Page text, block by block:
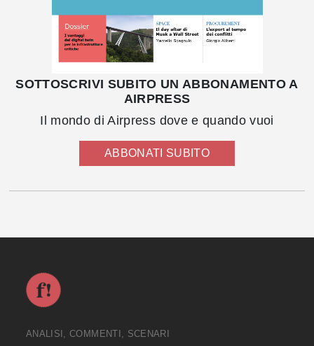
SOTTOSCRIVI SUBITO UN ABBONAMENTO A
AIRPRESS
Il mondo di Airpress dove e quando vuoi
ABBONATI SUBITO
ANALISI, COMMENTI, SCENARI